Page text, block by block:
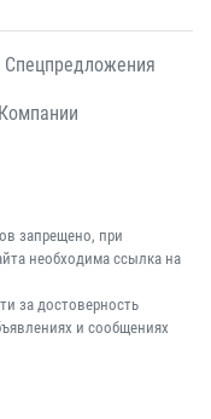
Спецпредложения
Компании
запрещено, при
необходима ссылка на
за достоверность
и сообщениях